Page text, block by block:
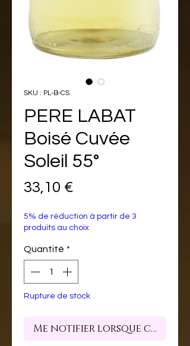
SKU : PL-B-CS
PERE LABAT
Boisé Cuvée
Soleil 55°
33,10 €
5% de réduction à partir de 3
produits au choix
Quantité *
Rupture de stock
Me notifier lorsque cet